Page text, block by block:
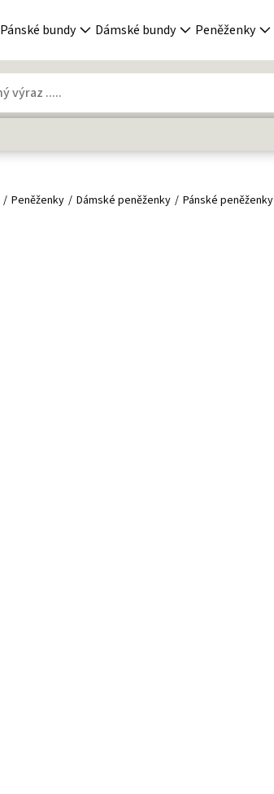
Pánské bundy Dámské bundy Peněženky
Peněženky Dámské peněženky Pánské peněženky